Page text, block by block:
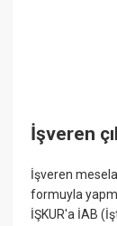
İşveren
İşveren mesela
formuyla
İŞKUR'a İAB